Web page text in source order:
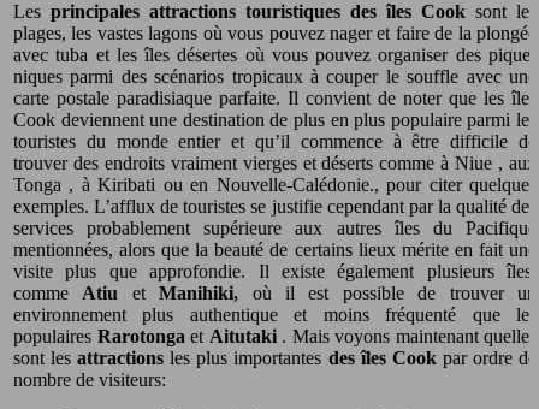
Les principales attractions touristiques des îles Cook sont les
plages, les vastes lagons où vous pouvez nager et faire de la plongée
avec tuba et les îles désertes où vous pouvez organiser des pique-
niques parmi des scénarios tropicaux à couper le souffle avec une
carte postale paradisiaque parfaite. Il convient de noter que les îles
Cook deviennent une destination de plus en plus populaire parmi les
touristes du monde entier et qu’il commence à être difficile de
trouver des endroits vraiment vierges et déserts comme à Niue , aux
Tonga , à Kiribati ou en Nouvelle-Calédonie., pour citer quelques
exemples. L’afflux de touristes se justifie cependant par la qualité des
services probablement supérieure aux autres îles du Pacifique
mentionnées, alors que la beauté de certains lieux mérite en fait une
visite plus que approfondie. Il existe également plusieurs îles,
comme Atiu etManihiki, où il est possible de trouver un
environnement plus authentique et moins fréquenté que les
populaires Rarotonga et Aitutaki. Mais voyons maintenant quelles
sont lesattractions les plus importantes des îles Cookpar ordre de
nombre de visiteurs: